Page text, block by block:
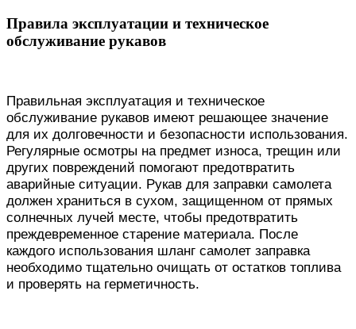
Правила эксплуатации и техническое
обслуживание рукавов
Правильная эксплуатация и техническое
обслуживание рукавов имеют решающее значение
для их долговечности и безопасности использования.
Регулярные осмотры на предмет износа, трещин или
других повреждений помогают предотвратить
аварийные ситуации. Рукав для заправки самолета
должен храниться в сухом, защищенном от прямых
солнечных лучей месте, чтобы предотвратить
преждевременное старение материала. После
каждого использования шланг самолет заправка
необходимо тщательно очищать от остатков топлива
и проверять на герметичность.